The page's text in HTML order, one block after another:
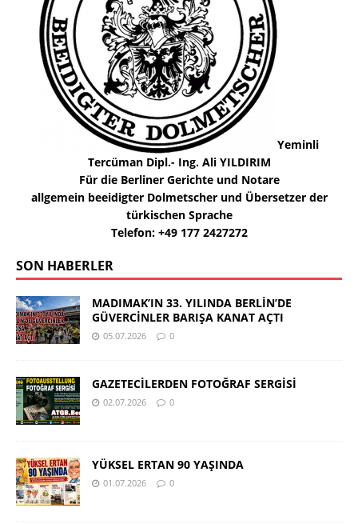
Yeminli
Tercüman Dipl.- Ing. Ali YILDIRIM
Für die Berliner Gerichte und Notare
allgemein beeidigter Dolmetscher und Übersetzer der
türkischen Sprache
Telefon: +49 177 2427272
SON HABERLER
MADIMAK’IN 33. YILINDA BERLİN’DE
GÜVERCİNLER BARIŞA KANAT AÇTI
05.07.2026 0
GAZETECİLERDEN FOTOĞRAF SERGİSİ
02.07.2026 0
YÜKSEL ERTAN 90 YAŞINDA
01.07.2026 0